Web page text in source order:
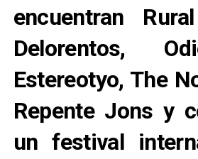
encuentran
Delorentos,
Estereotyo, The
Repente Jons y
un festival